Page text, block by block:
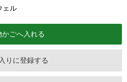
ェル
りに登録する